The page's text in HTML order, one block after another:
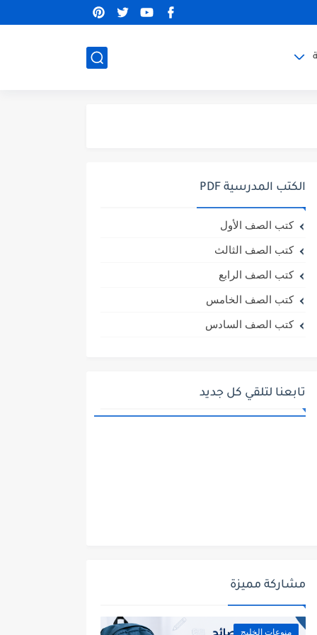
الكتب المدرسية PDF
كتب الصف الأول
كتب الصف الثالث
كتب الصف الرابع
كتب الصف الخامس
كتب الصف السادس
تابعنا لتلقي كل جديد
مشاركة مميزة
منوعات الخليج